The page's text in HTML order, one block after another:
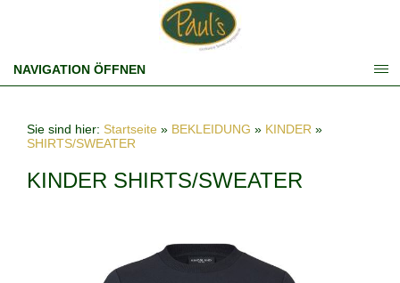
NAVIGATION ÖFFNEN
Sie sind hier: Startseite » BEKLEIDUNG » KINDER »
SHIRTS/SWEATER
KINDER SHIRTS/SWEATER